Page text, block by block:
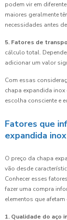
podem vir em
maiores geralmente
necessidades antes
5. Fatores de
cálculo total.
adicionar um valor
Com essas
chapa expandida
escolha consciente e
Fatores que
expandida inox
O preço da chapa
vão desde
Conhecer esses
fazer uma compra
elementos que
1. Qualidade do aço